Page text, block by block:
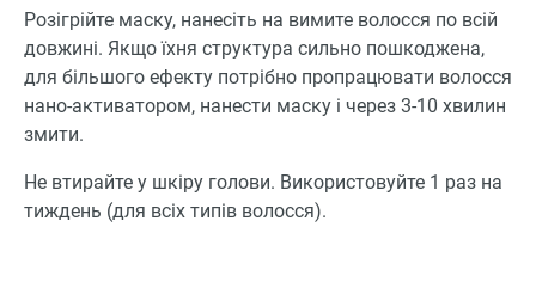
Розігрійте маску, нанесіть на вимите волосся по всій
довжині. Якщо їхня структура сильно пошкоджена,
для більшого ефекту потрібно пропрацювати волосся
нано-активатором, нанести маску і через 3-10 хвилин
змити.
Не втирайте у шкіру голови. Використовуйте 1 раз на
тиждень (для всіх типів волосся).